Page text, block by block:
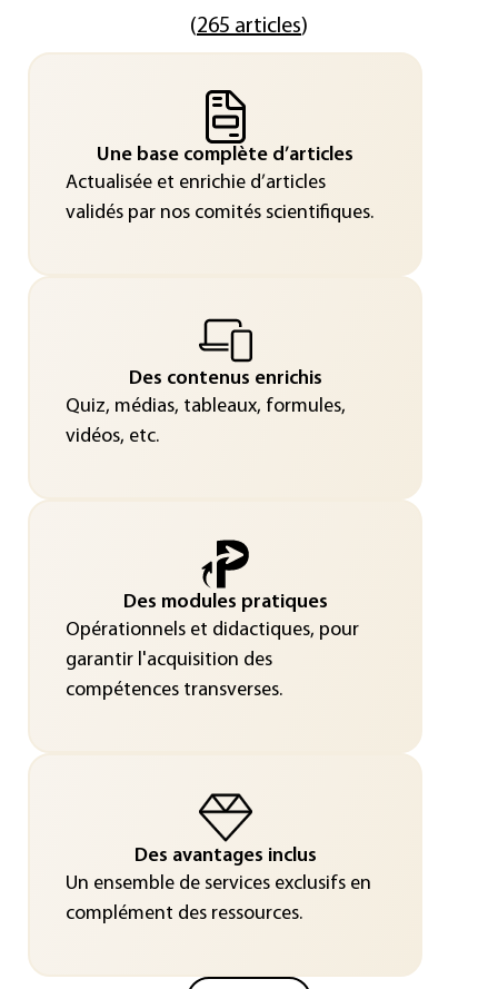
(265 articles)
Une base complète d’articles
Actualisée et enrichie d’articles
validés par nos comités scientifiques.
Des contenus enrichis
Quiz, médias, tableaux, formules,
vidéos, etc.
Des modules pratiques
Opérationnels et didactiques, pour
garantir l'acquisition des
compétences transverses.
Des avantages inclus
Un ensemble de services exclusifs en
complément des ressources.